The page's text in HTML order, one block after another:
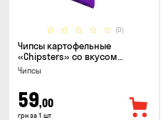
(0)
Чипсы картофельные
«Chipsters» со вкусом
острый удон, 100г
Чипсы
59,00
грн за 1 шт